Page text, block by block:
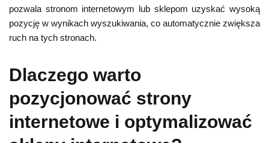
pozwala stronom internetowym lub sklepom uzyskać wysoką
pozycję w wynikach wyszukiwania, co automatycznie zwiększa
ruch na tych stronach.
Dlaczego warto
pozycjonować strony
internetowe i optymalizować